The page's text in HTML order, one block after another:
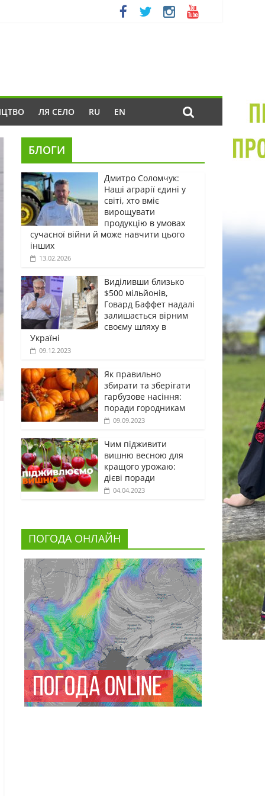
ЛЯ СЕЛО RU EN
БЛОГИ
Дмитро Соломчук:
Наші аграрії єдині у
світі, хто вміє
вирощувати
продукцію в умовах
сучасної війни й може навчити цього
інших
13.02.2026
Виділивши близько
$500 мільйонів,
Говард Баффет надалі
залишається вірним
своєму шляху в
Україні
09.12.2023
Як правильно
збирати та зберігати
гарбузове насіння:
поради городникам
09.09.2023
Чим підживити
вишню весною для
кращого урожаю:
дієві поради
04.04.2023
ПОГОДА ОНЛАЙН